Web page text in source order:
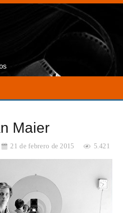
Maier
21 de febrero de 2015 5.421